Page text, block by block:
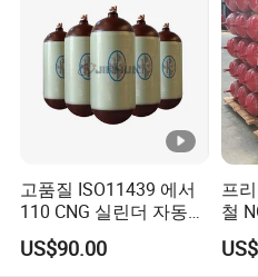
은 B4(차량 LNG 실린더)와
조 및 중국 품질 관리 총감독
니다. 전략적 비전을 가지고,
고 학습하여 연구 및 AMP를
히 제품의 가볍고 지능적인 고
의 방향에 대한 시장 수요를
행하고 있습니다. 지금까지
설 모델 특허를 취득했고 100
2016년에 혁신적인 모델 기
되었습니다.
고품질 ISO11439 에서
110 CNG 실린더 자동차
US$90.00
프
철
량용